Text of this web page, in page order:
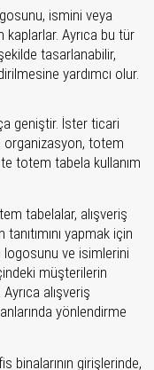
ismini veya
kaplarlar. Ayrıca bu tür
tasarlanabilir,
yardımcı olur.
geniştir. İster ticari
totem
totem tabela kullanım
tabelalar, alışveriş
yapmak için
logosunu ve isimlerini
müşterilerin
alışveriş
yönlendirme
binalarının girişlerinde,